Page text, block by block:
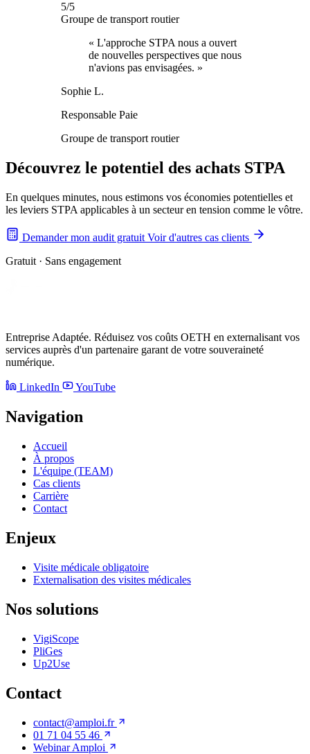
5/5
Groupe de transport routier
« L'approche STPA nous a ouvert
de nouvelles perspectives que nous
n'avions pas envisagées. »
Sophie L.
Responsable Paie
Groupe de transport routier
Découvrez le potentiel des achats STPA
En quelques minutes, nous estimons vos économies potentielles et
les leviers STPA applicables à un secteur en tension comme le vôtre.
Demander mon audit gratuit Voir d'autres cas clients
Gratuit · Sans engagement
Entreprise Adaptée. Réduisez vos coûts OETH en externalisant vos
services auprès d'un partenaire garant de votre souveraineté
numérique.
LinkedIn YouTube
Navigation
Accueil
À propos
L'équipe (TEAM)
Cas clients
Carrière
Contact
Enjeux
Visite médicale obligatoire
Externalisation des visites médicales
Nos solutions
VigiScope
PliGes
Up2Use
Contact
contact@amploi.fr
01 71 04 55 46
Webinar Amploi